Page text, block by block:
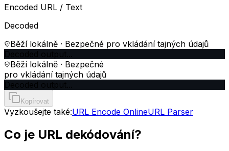
Encoded URL / Text
Decoded
Běží lokálně · Bezpečné pro vkládání tajných údajů
Běží lokálně · Bezpečné
pro vkládání tajných údajů
Kopírovat
Vyzkoušejte také:URL Encode OnlineURL Parser
Co je URL dekódování?